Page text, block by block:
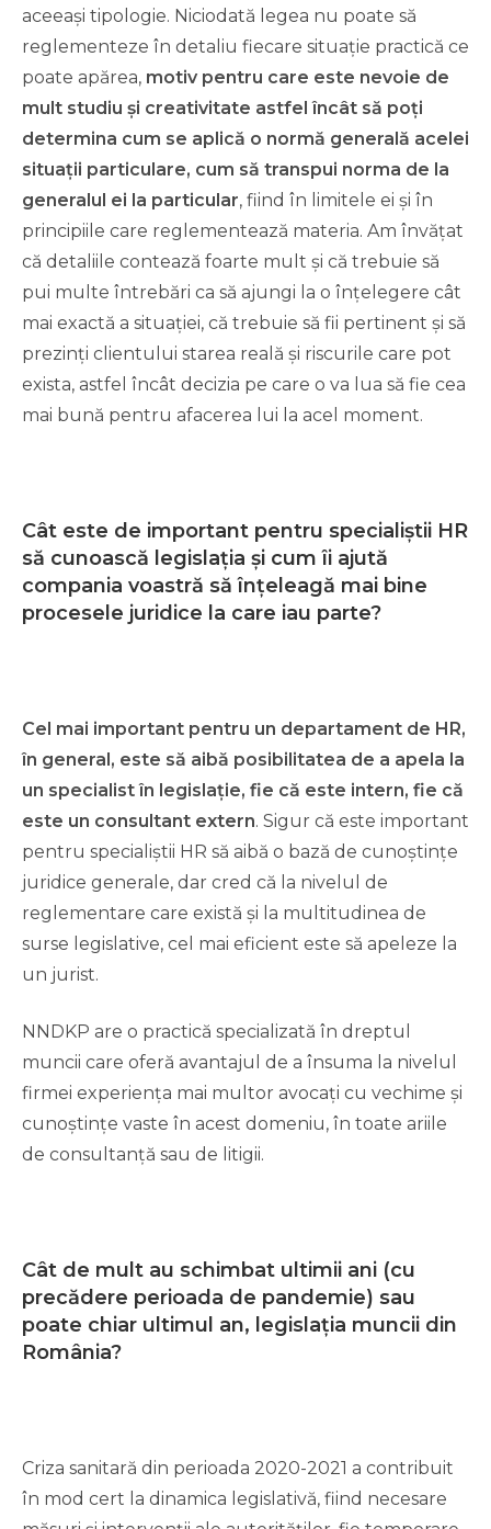
aceeași tipologie. Niciodată legea nu poate să
reglementeze în detaliu fiecare situație practică ce
poate apărea, motiv pentru care este nevoie de
mult studiu și creativitate astfel încât să poți
determina cum se aplică o normă generală acelei
situații particulare, cum să transpui norma de la
generalul ei la particular, fiind în limitele ei și în
principiile care reglementează materia. Am învățat
că detaliile contează foarte mult și că trebuie să
pui multe întrebări ca să ajungi la o înțelegere cât
mai exactă a situației, că trebuie să fii pertinent și să
prezinți clientului starea reală și riscurile care pot
exista, astfel încât decizia pe care o va lua să fie cea
mai bună pentru afacerea lui la acel moment.
Cât este de important pentru specialiștii HR
să cunoască legislația și cum îi ajută
compania voastră să înțeleagă mai bine
procesele juridice la care iau parte?
Cel mai important pentru un departament de HR,
în general, este să aibă posibilitatea de a apela la
un specialist în legislație, fie că este intern, fie că
este un consultant extern. Sigur că este important
pentru specialiștii HR să aibă o bază de cunoștințe
juridice generale, dar cred că la nivelul de
reglementare care există și la multitudinea de
surse legislative, cel mai eficient este să apeleze la
un jurist.
NNDKP are o practică specializată în dreptul
muncii care oferă avantajul de a însuma la nivelul
firmei experiența mai multor avocați cu vechime și
cunoștințe vaste în acest domeniu, în toate ariile
de consultanță sau de litigii.
Cât de mult au schimbat ultimii ani (cu
precădere perioada de pandemie) sau
poate chiar ultimul an, legislația muncii din
România?
Criza sanitară din perioada 2020-2021 a contribuit
în mod cert la dinamica legislativă, fiind necesare